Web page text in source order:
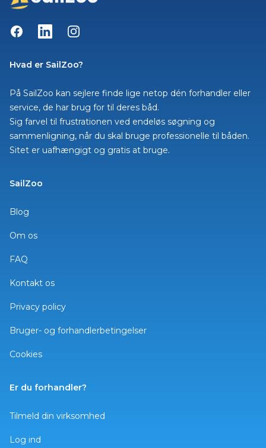
FacebookLinkedInInstagram
Hvad er SailZoo?
På SailZoo kan sejlere finde lige netop dén forhandler eller
service, de har brug for til deres båd.
Sig farvel til frustrationen ved endeløs søgning og
sammenligning, når du skal bruge professionelle til båden.
Sitet er uafhængigt og gratis at bruge.
SailZoo
Blog
Om os
FAQ
Kontakt os
Privacy policy
Bruger- og forhandlerbetingelser
Cookies
Er du forhandler?
Tilmeld din virksomhed
Log ind